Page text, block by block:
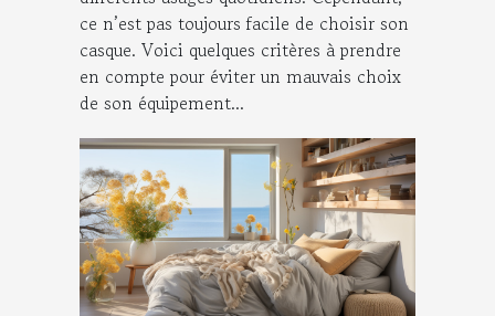
ce n’est pas toujours facile de choisir son
casque. Voici quelques critères à prendre
en compte pour éviter un mauvais choix
de son équipement...